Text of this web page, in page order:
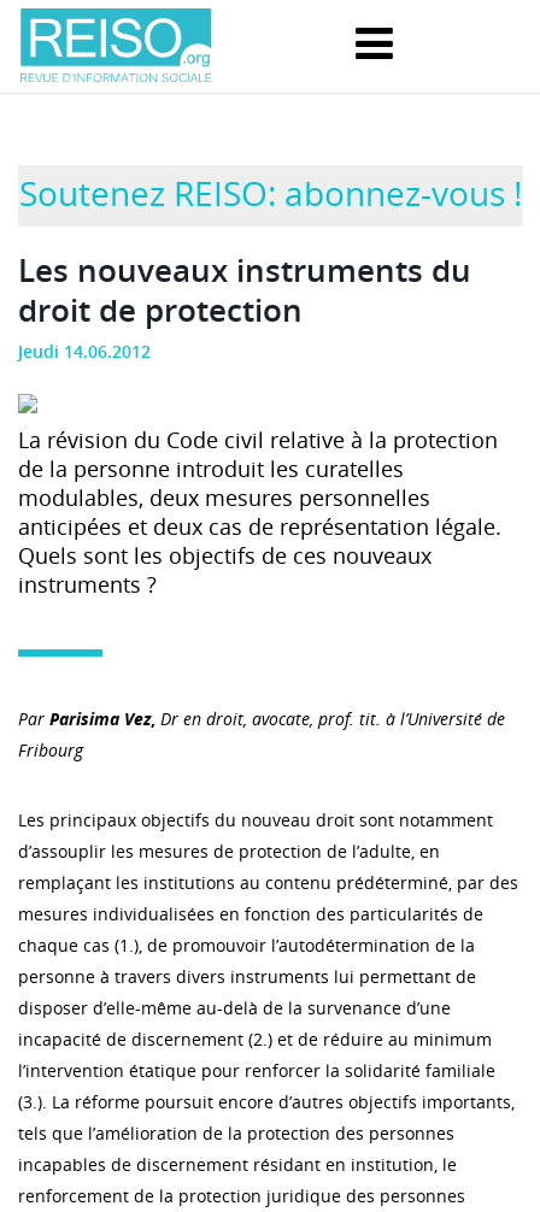
Soutenez REISO: abonnez-vous !
Les nouveaux instruments du
droit de protection
Jeudi 14.06.2012
La révision du Code civil relative à la protection
de la personne introduit les curatelles
modulables, deux mesures personnelles
anticipées et deux cas de représentation légale.
Quels sont les objectifs de ces nouveaux
instruments ?
Par Parisima Vez, Dr en droit, avocate, prof. tit. à l’Université de
Fribourg
Les principaux objectifs du nouveau droit sont notamment
d’assouplir les mesures de protection de l’adulte, en
remplaçant les institutions au contenu prédéterminé, par des
mesures individualisées en fonction des particularités de
chaque cas (1.), de promouvoir l’autodétermination de la
personne à travers divers instruments lui permettant de
disposer d’elle-même au-delà de la survenance d’une
incapacité de discernement (2.) et de réduire au minimum
l’intervention étatique pour renforcer la solidarité familiale
(3.). La réforme poursuit encore d’autres objectifs importants,
tels que l’amélioration de la protection des personnes
incapables de discernement résidant en institution, le
renforcement de la protection juridique des personnes